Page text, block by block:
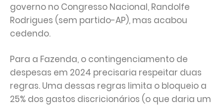
governo no Congresso Nacional, Randolfe
Rodrigues (sem partido-AP), mas acabou
cedendo.
Para a Fazenda, o contingenciamento de
despesas em 2024 precisaria respeitar duas
regras. Uma dessas regras limita o bloqueio a
25% dos gastos discricionários (o que daria um